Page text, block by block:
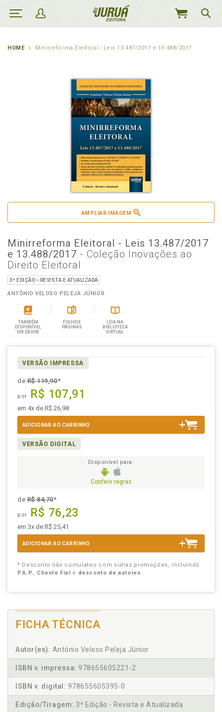
MEU
HOME Minirreforma Eleitoral - Leis 13.487/2017 e 13.488/2017
AMPLIAR IMAGEM
Minirreforma Eleitoral - Leis 13.487/2017
e 13.488/2017 - Coleção Inovações ao
Direito Eleitoral
3ª EDIÇÃO - REVISTA E ATUALIZADA
ANTÔNIO VELOSO PELEJA JÚNIOR
TAMBÉM
DISPONÍVEL
EM EBOOK
FOLHEIE
PÁGINAS
LEIA NA
BIBLIOTECA
VIRTUAL
VERSÃO IMPRESSA
deR$ 119,90*
por R$ 107,91
em 4x de R$ 26,98
ADICIONAR AO CARRINHO
VERSÃO DIGITAL
Disponível para:
Conferir regras
deR$ 84,70*
por R$ 76,23
em 3x de R$ 25,41
ADICIONAR AO CARRINHO
* Desconto não cumulativo com outras promoções, incluindo
P.A.P., Cliente Fiel e desconto de autores
FICHA TÉCNICA
Autor(es): Antônio Veloso Peleja Júnior
ISBN v. impressa: 978655605221-2
ISBN v. digital: 978655605395-0
Edição/Tiragem: 3ª Edição - Revista e Atualizada